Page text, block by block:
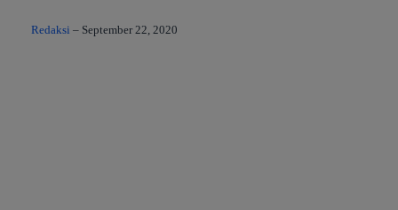
Redaksi – September 22, 2020